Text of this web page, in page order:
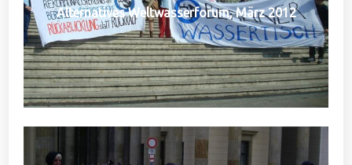
Alternatives Weltwasserforum, März 2012